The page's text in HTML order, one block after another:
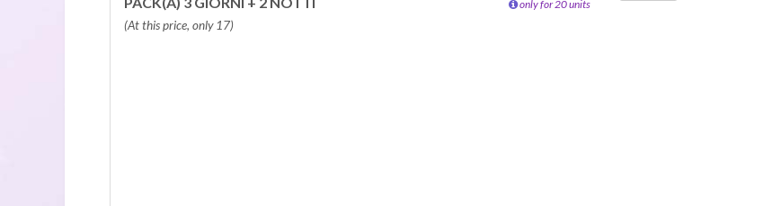
(At this price, only 17)
only for 20 units